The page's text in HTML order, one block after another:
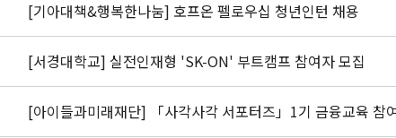
[기아대책&행복한나눔] 호프온 펠로우십 청년인턴 채용
[서경대학교] 실전인재형 'SK-ON' 부트캠프 참여자 모집
[아이들과미래재단] 「사각사각 서포터즈」1기 금융교육 참